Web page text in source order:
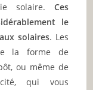
solaire. Ces
le
solaires. Les
la forme de
ou même de
qui vous